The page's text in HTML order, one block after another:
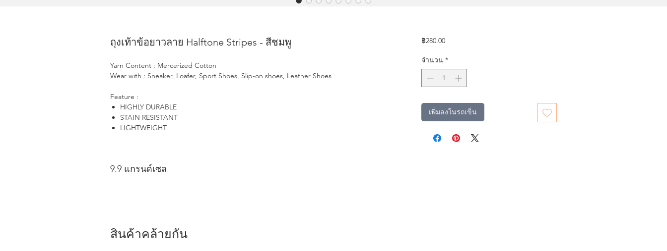
ถุงเท้าข้อยาวลาย Halftone Stripes - สีชมพู
Yarn Content : Mercerized Cotton
Wear with : Sneaker, Loafer, Sport Shoes, Slip-on shoes, Leather Shoes
Feature :
HIGHLY DURABLE
STAIN RESISTANT
LIGHTWEIGHT
9.9 แกรนด์เซล
฿280.00ราคา
จำนวน *
เพิ่มลงในรถเข็น
สินค้าคล้ายกัน